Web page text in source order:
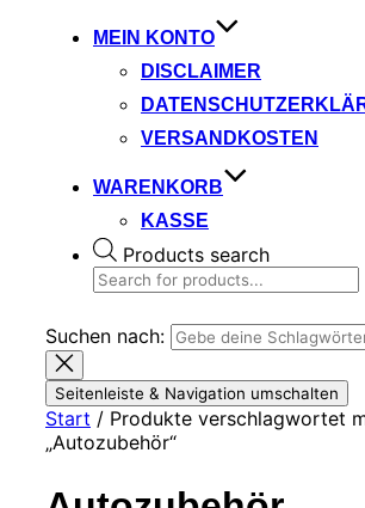
MEIN KONTO
DISCLAIMER
VERSANDKOSTEN
WARENKORB
KASSE
Products search
Suchen nach:
Seitenleiste & Navigation umschalten
Start / Produkte verschlagwortet
„Autozubehör“